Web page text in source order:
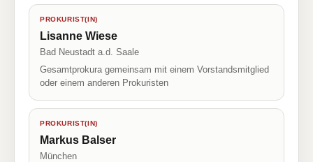
PROKURIST(IN)
Lisanne Wiese
Bad Neustadt a.d. Saale
Gesamtprokura gemeinsam mit einem Vorstandsmitglied
oder einem anderen Prokuristen
PROKURIST(IN)
Markus Balser
München